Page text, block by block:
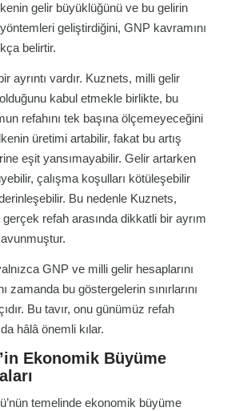
gelir büyüklüğünü ve bu gelirin
geliştirdiğini, GNP kavramını
belirtir.
ayrıntı vardır. Kuznets, milli gelir
kabul etmekle birlikte, bu
refahını tek başına ölçemeyeceğini
üretimi artabilir, fakat bu artış
eşit yansımayabilir. Gelir artarken
çalışma koşulları kötüleşebilir
Bu nedenle Kuznets,
refah arasında dikkatli bir ayrım
GNP ve milli gelir hesaplarını
zamanda bu göstergelerin sınırlarını
Bu tavır, onu günümüz refah
hâlâ önemli kılar.
Ekonomik Büyüme
temelinde ekonomik büyüme